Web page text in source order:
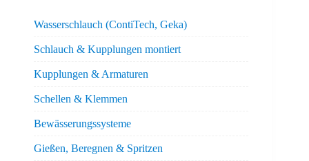
Wasserschlauch (ContiTech, Geka)
Schlauch & Kupplungen montiert
Kupplungen & Armaturen
Schellen & Klemmen
Bewässerungssysteme
Gießen, Beregnen & Spritzen